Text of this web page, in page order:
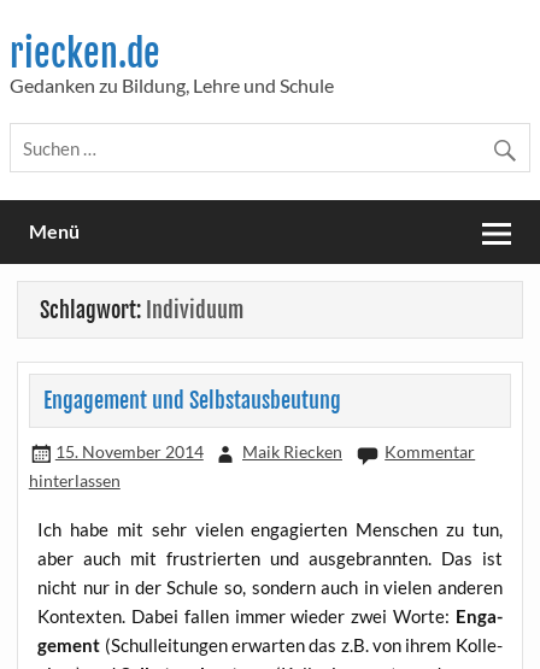
content
riecken.de
Gedanken zu Bildung, Lehre und Schule
Menü
Schlagwort: Individuum
Engagement und Selbstausbeutung
15. November 2014 Maik Riecken
Kommentar
hinterlassen
Ich habe mit sehr vie­len enga­gier­ten Men­schen zu tun,
aber auch mit frus­trier­ten und aus­ge­brann­ten. Das ist
nicht nur in der Schu­le so, son­dern auch in vie­len ande­ren
Kon­tex­ten. Dabei fal­len immer wie­der zwei Wor­te: Enga­
ge­ment (Schul­lei­tun­gen erwar­ten das z.B. von ihrem Kol­le­